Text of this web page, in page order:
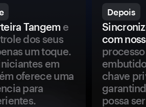
Tangem e
dos seus
um toque.
em
oferece uma
para
Depois
com
chave
possa